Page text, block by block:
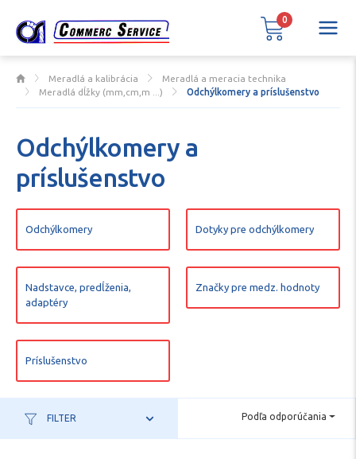
Meradlá a kalibrácia
Meradlá a meracia technika
Meradlá dĺžky (mm,cm,m ...)
Odchýlkomery a príslušenstvo
Odchýlkomery a
príslušenstvo
Odchýlkomery Dotyky pre odchýlkomery
Nadstavce, predĺženia,
adaptéry
Značky pre medz. hodnoty
Príslušenstvo
FILTER Podľa odporúčania
0